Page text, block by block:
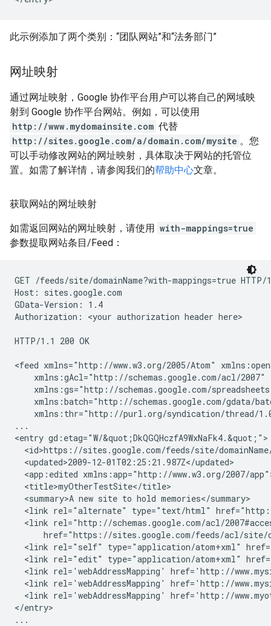
此示例添加了两个类别：“团队网站”和“法务部门”
网址映射
通过网址映射，Google 协作平台用户可以将自己的网域映
射到 Google 协作平台网站。例如，可以使用
http://www.mydomainsite.com 代替
http://sites.google.com/a/domain.com/mysite 。您
可以手动修改网站的网址映射，具体取决于网站的托管位
置。如需了解详情，请参阅我们的帮助中心文章。
获取网站的网址映射
如需返回网站的网址映射，请使用 with-mappings=true
参数提取网站条目/Feed：
GET /feeds/site/domainName?with-mappings=true HTTP/
Host: sites.google.com
GData-Version: 1.4
Authorization: <your authorization header here>
HTTP/1.1 200 OK
<feed xmlns="http://www.w3.org/2005/Atom"
xmlns:gAcl="http://schemas.google.com/acl/
xmlns:gs="http://schemas.google.com/
xmlns:batch="http://schemas.google.com/gdata/
xmlns:thr="http://purl.org/syndication/thread/
...
<entry gd:etag="W/&quot;DkQGQHczfA9WxNaFk4.&quot;">
  <id>https://sites.google.com/feeds/site/
domainName
  <updated>2009-12-01T02:25:21.987Z</updated>
<app:edited xmlns:app="http://www.w3.org/2007/
  <title>
myOtherTestSite</title>
  <summary>A new site to hold memories</summary>
<link rel="alternate" type="text/html"
<link rel="http://schemas.google.com/acl/
      href="https://sites.google.com/feeds/acl/site/
<link rel="self" type="application/atom+xml"
<link rel="edit" type="application/atom+xml"
  <link rel='webAddressMapping' href='
http://
  <link rel='webAddressMapping' href='
http://
  <link rel='webAddressMapping' href='
http://
</entry>
...